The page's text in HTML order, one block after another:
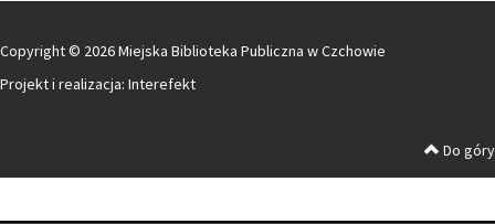
Copyright © 2026 Miejska Biblioteka Publiczna w Czchowie
Projekt i realizacja: Interefekt
Do góry